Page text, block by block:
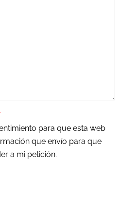
para que esta web
que envío para que
a mi petición.